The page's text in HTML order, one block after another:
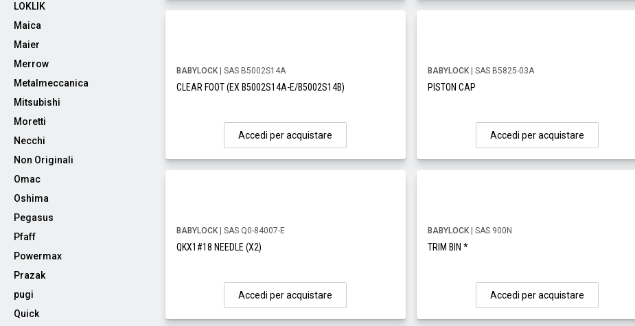
LOKLIK
Maica
Maier
Merrow
Metalmeccanica
Mitsubishi
Moretti
Necchi
Non Originali
Omac
Oshima
Pegasus
Pfaff
Powermax
Prazak
pugi
Quick
BABYLOCK| SAS B5002S14A
CLEAR FOOT (EX B5002S14A-E/B5002S14B)
Accedi per acquistare
BABYLOCK | SAS B5825-03A
PISTON CAP
Accedi per acquistare
BABYLOCK| SAS Q0-84007-E
QKX1#18 NEEDLE (X2)
Accedi per acquistare
BABYLOCK | SAS 900N
TRIM BIN *
Accedi per acquistare